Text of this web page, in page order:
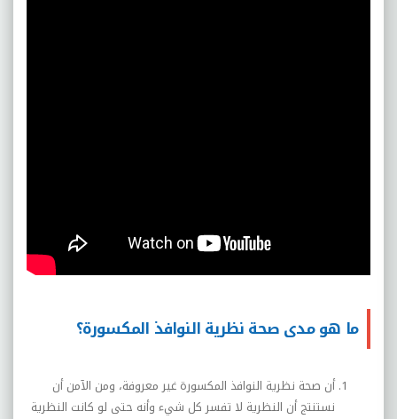
ما هو مدى صحة نظرية النوافذ المكسورة؟
أن صحة نظرية النوافذ المكسورة غير معروفة، ومن الآمن أن
نستنتج أن النظرية لا تفسر كل شيء وأنه حتى لو كانت النظرية